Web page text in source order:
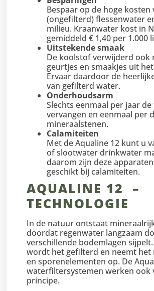
Bespaar op de hoge kosten
(ongefilterd) flessenwater
milieu. Kraanwater kost in
gemiddeld € 1,40 per 1.000
Uitstekende smaak
De koolstof verwijderd ook
geurtjes en smaakjes uit
Ervaar daardoor de
van gefilterd water.
Onderhoudsarm
Slechts eenmaal per jaar
vervangen en eenmaal per
mineraalstenen.
Calamiteiten
Met de Aqualine 12 kunt u
of slootwater drinkwater
daarom zijn deze
geschikt bij calamiteiten.
AQUALINE 12 –
TECHNOLOGIE
In de natuur ontstaat
doordat regenwater langzaam
verschillende bodemlagen
wordt het gefilterd en neemt het
en sporenelementen op. De
waterfiltersystemen werken ook
principe.